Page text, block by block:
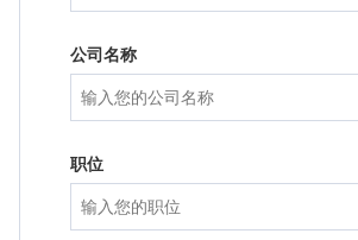
公司名称
职位